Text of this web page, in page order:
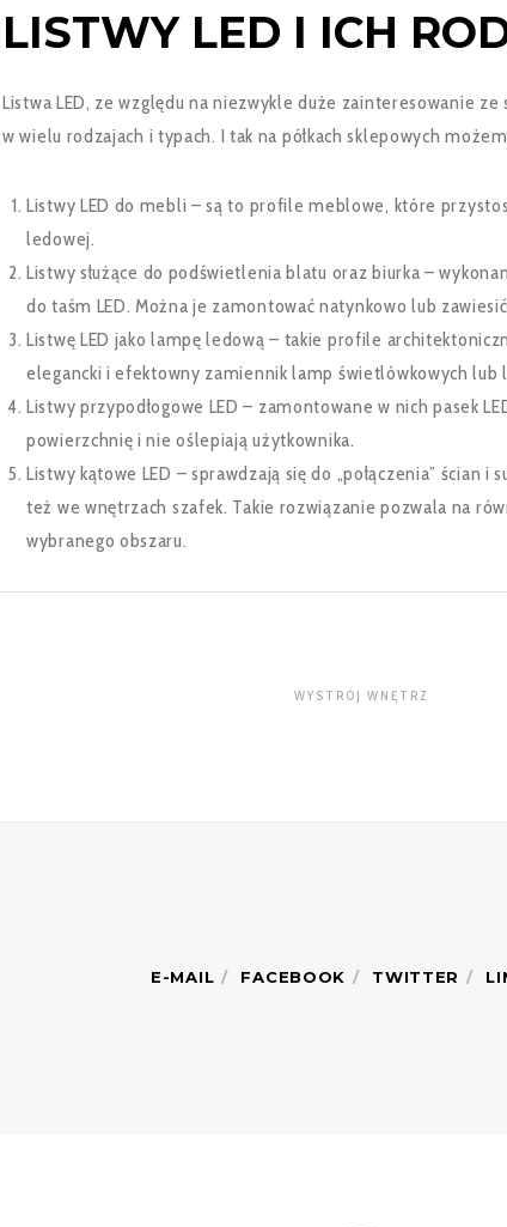
LISTWY LED I ICH
Listwa LED, ze względu na niezwykle duże zainteresowanie
w wielu rodzajach i typach. I tak na półkach sklepowych
Listwy LED do mebli – są to profile meblowe, które
ledowej.
Listwy służące do podświetlenia blatu oraz biurka –
do taśm LED. Można je zamontować natynkowo lub
Listwę LED jako lampę ledową – takie profile
elegancki i efektowny zamiennik lamp świetlówkowych lub
Listwy przypodłogowe LED – zamontowane w nich pasek
powierzchnię i nie oślepiają użytkownika.
Listwy kątowe LED – sprawdzają się do „połączenia” ścian i
też we wnętrzach szafek. Takie rozwiązanie pozwala na
wybranego obszaru.
WYSTRÓJ WNĘTRZ
E-MAIL FACEBOOK TWITTER